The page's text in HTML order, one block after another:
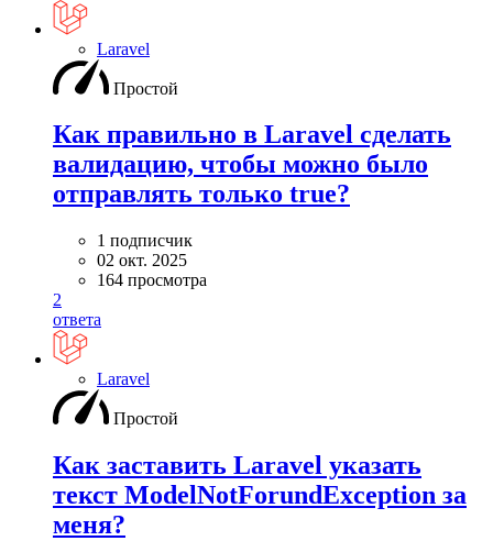
Laravel
Простой
Как правильно в Laravel сделать
валидацию, чтобы можно было
отправлять только true?
1 подписчик
02 окт. 2025
164 просмотра
2
ответа
Laravel
Простой
Как заставить Laravel указать
текст ModelNotForundException за
меня?